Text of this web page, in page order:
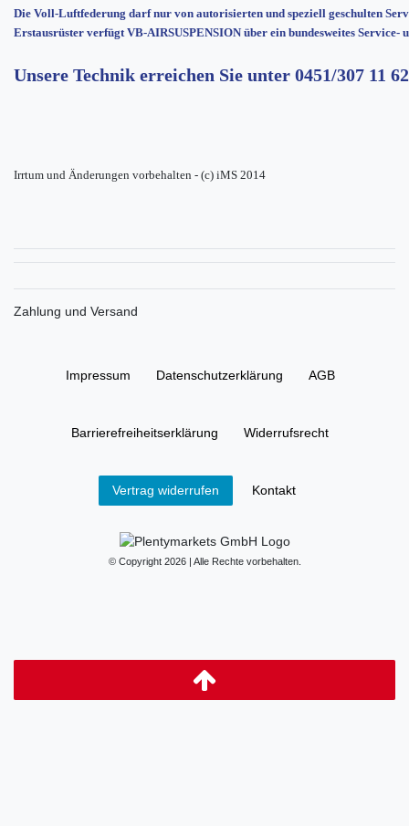
Die Voll-Luftfederung darf nur von autorisierten und speziell geschulten
Erstausrüster verfügt VB-AIRSUSPENSION über ein bundesweites Service-
Unsere Technik erreichen Sie unter 0451/307 11 62
Irrtum und Änderungen vorbehalten - (c) iMS 2014
Zahlung und Versand
Impressum Daten­schutz­erklärung AGB
Barrierefreiheitserklärung Widerrufs­recht
Vertrag widerrufen Kontakt
© Copyright 2026 | Alle Rechte vorbehalten.